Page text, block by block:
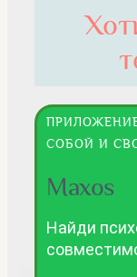
СОБОЙ И
Maxos
Найди